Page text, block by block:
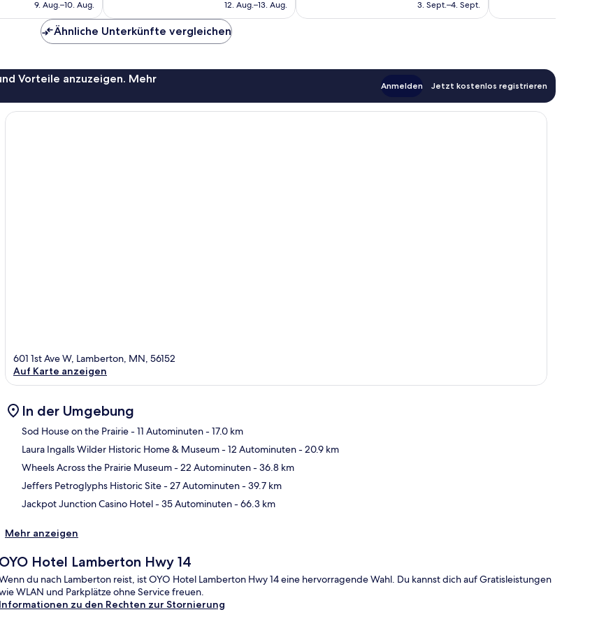
9. Aug.–10. Aug.
12. Aug.–13. Aug.
Bewertungen
3. Sept.–4. Sept.
Ähnliche Unterkünfte vergleichen
Vorteile anzuzeigen. Mehr
Anmelden Jetzt kostenlos registrieren
Karte
601 1st Ave W, Lamberton, MN, 56152
Auf Karte anzeigen
In der Umgebung
Sod House on the Prairie- 11 Autominuten- 17.0 km
Laura Ingalls Wilder Historic Home & Museum- 12 Autominuten- 20.9 km
Wheels Across the Prairie Museum- 22 Autominuten- 36.8 km
Jeffers Petroglyphs Historic Site- 27 Autominuten- 39.7 km
Jackpot Junction Casino Hotel- 35 Autominuten- 66.3 km
Mehr anzeigen
OYO Hotel Lamberton Hwy 14
du nach Lamberton reist, ist OYO Hotel Lamberton Hwy 14 eine hervorragende Wahl. Du kannst dich auf Gratisleistungen
WLAN und Parkplätze ohne Service freuen.
Informationen zu den Rechten zur Stornierung